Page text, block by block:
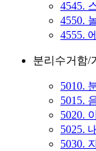
4545.
4550.
4555.
분리수거함/
5010.
5015.
5020.
5025.
5030.